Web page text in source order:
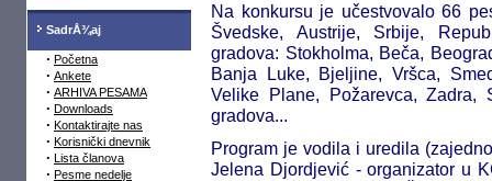
SadrÅ¾aj
· Početna
· Ankete
· ARHIVA PESAMA
· Downloads
· Kontaktirajte nas
· Korisnički dnevnik
· Lista članova
· Pesme nedelje
Na konkursu je učestvovalo 66
Švedske, Austrije, Srbije,
gradova: Stokholma, Beča,
Banja Luke, Bjeljine, Vršca,
Velike Plane, Požarevca,
gradova...
Program je vodila i uredila
Jelena Djordjević - organizator u